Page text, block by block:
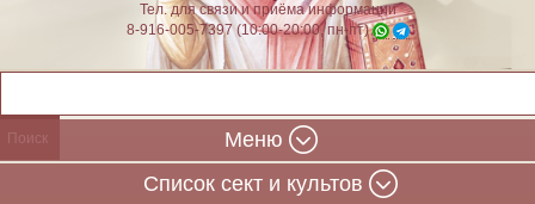
Тел. для связи и приёма информации
8-916-005-7397 (10:00-20:00, пн-пт)
Меню
Cписок сект и культов